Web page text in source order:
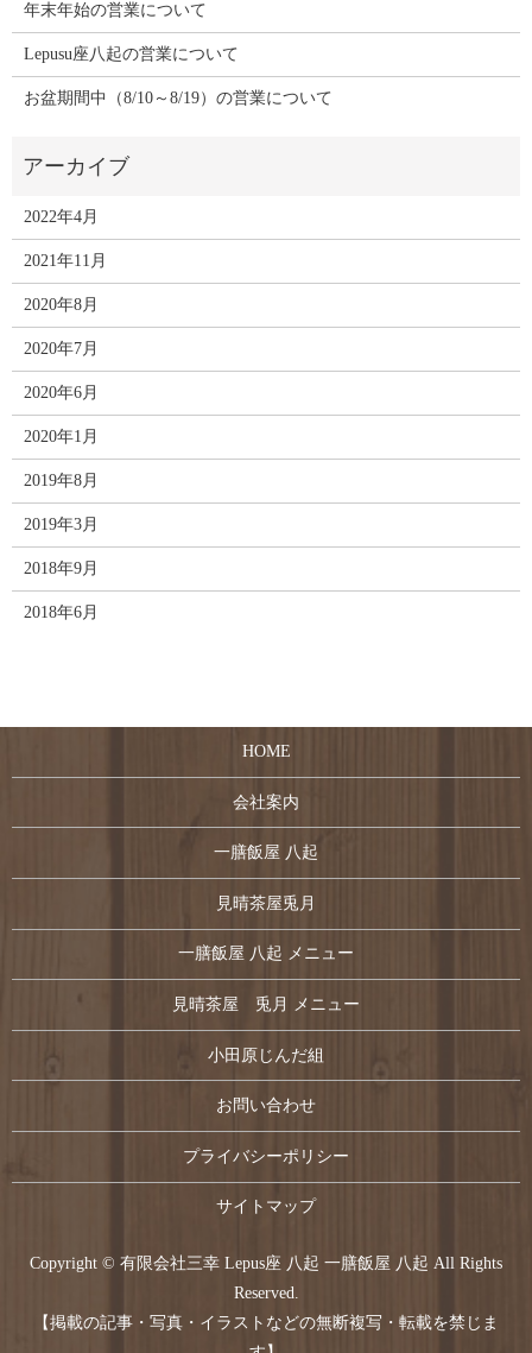
年末年始の営業について
Lepusu座八起の営業について
お盆期間中（8/10～8/19）の営業について
2022年4月
2021年11月
2020年8月
2020年7月
2020年6月
2020年1月
2019年8月
2019年3月
2018年9月
2018年6月
HOME
会社案内
一膳飯屋 八起
見晴茶屋兎月
一膳飯屋 八起 メニュー
見晴茶屋 兎月 メニュー
小田原じんだ組
お問い合わせ
プライバシーポリシー
サイトマップ
Copyright © 有限会社三幸 Lepus座 八起 一膳飯屋 八起 All Rights
Reserved.
【掲載の記事・写真・イラストなどの無断複写・転載を禁じま